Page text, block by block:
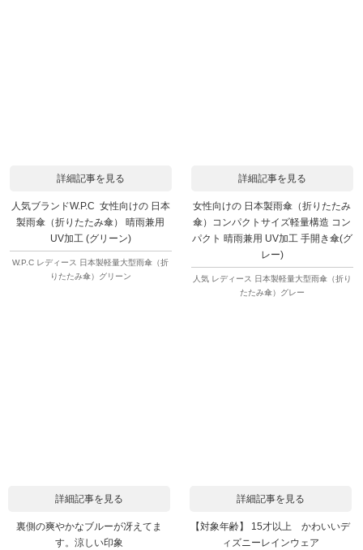
詳細記事を見る
人気ブランドW.P.C 女性向けの 日本
製雨傘（折りたたみ傘） 晴雨兼用
UV加工 (グリーン)
W.P.C レディース 日本製軽量大型雨傘（折
りたたみ傘）グリーン
詳細記事を見る
女性向けの 日本製雨傘（折りたたみ
傘）コンパクトサイズ軽量構造 コン
パクト 晴雨兼用 UV加工 手開き傘(グ
レー)
人気 レディース 日本製軽量大型雨傘（折り
たたみ傘）グレー
詳細記事を見る
裏側の爽やかなブルーが冴えてま
す。涼しい印象
詳細記事を見る
【対象年齢】 15才以上 かわいいデ
ィズニーレインウェア